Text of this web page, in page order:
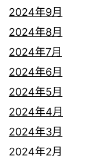
2024年9月
2024年8月
2024年7月
2024年6月
2024年5月
2024年4月
2024年3月
2024年2月